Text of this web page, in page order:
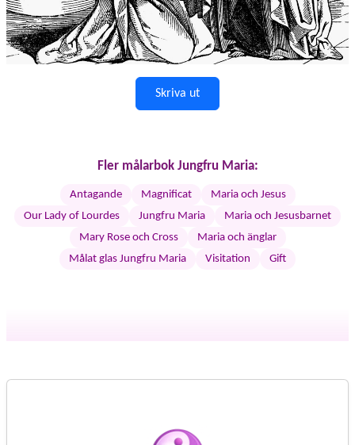
Skriva ut
Fler målarbok Jungfru Maria:
Antagande Magnificat
Maria och Jesus
Our Lady of Lourdes
Jungfru Maria
Maria och Jesusbarnet
Mary Rose och Cross
Maria och änglar
Målat glas Jungfru Maria
Visitation Gift